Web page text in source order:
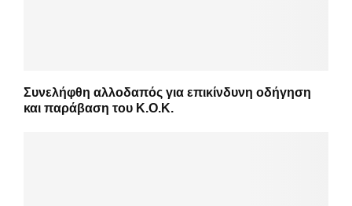
Συνελήφθη αλλοδαπός για επικίνδυνη οδήγηση
και παράβαση του Κ.Ο.Κ.